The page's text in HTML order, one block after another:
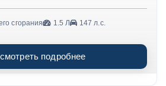
сгорания 1.5 Л 147 л.с.
подробнее